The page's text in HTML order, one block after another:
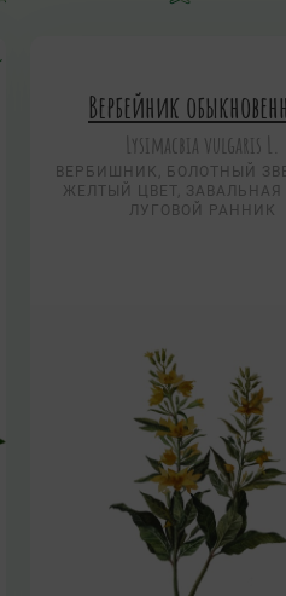
Вербейник
Lysimacbia vulgaris L.
ВЕРБИШНИК, БОЛОТНЫЙ
ЖЕЛТЫЙ ЦВЕТ, ЗАВАЛЬНАЯ
ЛУГОВОЙ РАННИК